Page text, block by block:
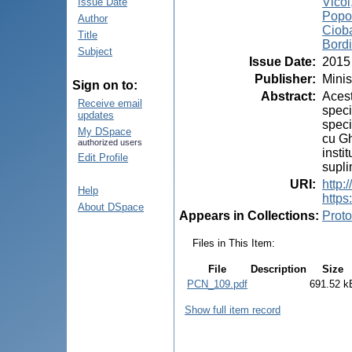
Author
Title
Subject
Sign on to:
Receive email
updates
My DSpace
authorized users
Edit Profile
Help
About DSpace
Issue Date: 2015
Publisher:
Abstract:
cu
URI :
Appears in Collections:
Files in This Item:
File Description
Size
PCN_109.pdf
691.52
Show full item record